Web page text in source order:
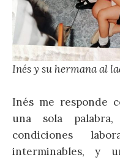
Inés y su hermana al
Inés me responde
una sola
condiciones
interminables, y